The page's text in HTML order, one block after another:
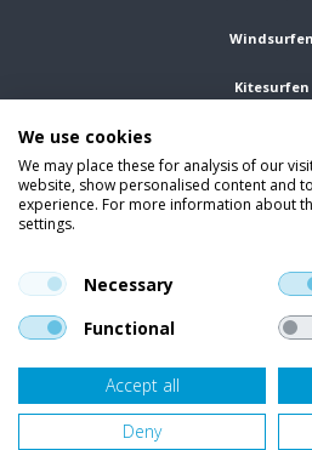
Windsurfen
Kitesurfen
Kleding
Vind ons op social media
En blijf op de hoogte van trends,
Onze klanten beoordelen Van Bellen Wind
op basis van455beoordelingen.
We use cookies
We may place these for analysis of our
website, show personalised content and
experience. For more information about
settings.
Necessary
Functional
Accept all
Deny